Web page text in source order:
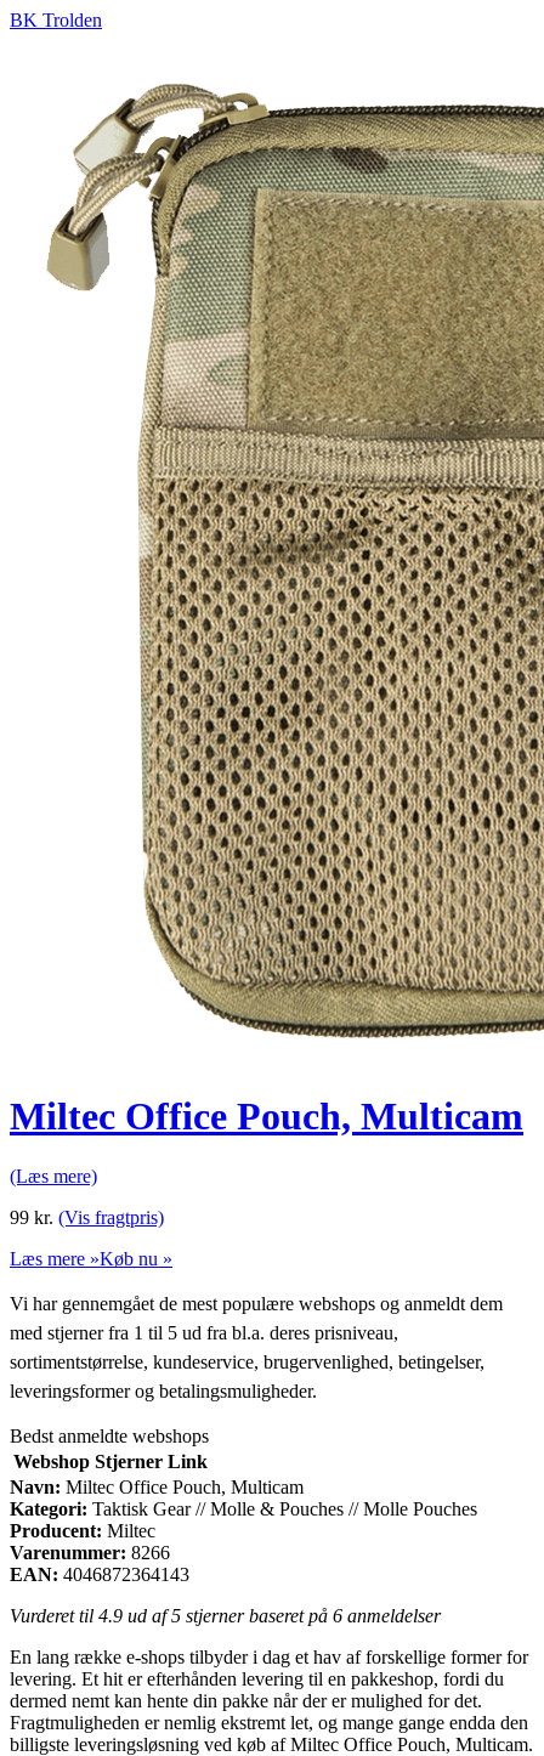
BK Trolden
Miltec Office Pouch, Multicam
(Læs mere)
99 kr. (Vis fragtpris)
Læs mere »Køb nu »
Vi har gennemgået de mest populære webshops og anmeldt dem
med stjerner fra 1 til 5 ud fra bl.a. deres prisniveau,
sortimentstørrelse, kundeservice, brugervenlighed, betingelser,
leveringsformer og betalingsmuligheder.
Bedst anmeldte webshops
Webshop Stjerner Link
Navn: Miltec Office Pouch, Multicam
Kategori: Taktisk Gear // Molle & Pouches // Molle Pouches
Producent: Miltec
Varenummer: 8266
EAN: 4046872364143
Vurderet til 4.9 ud af 5 stjerner baseret på 6 anmeldelser
En lang række e-shops tilbyder i dag et hav af forskellige former for
levering. Et hit er efterhånden levering til en pakkeshop, fordi du
dermed nemt kan hente din pakke når der er mulighed for det.
Fragtmuligheden er nemlig ekstremt let, og mange gange endda den
billigste leveringsløsning ved køb af Miltec Office Pouch, Multicam.